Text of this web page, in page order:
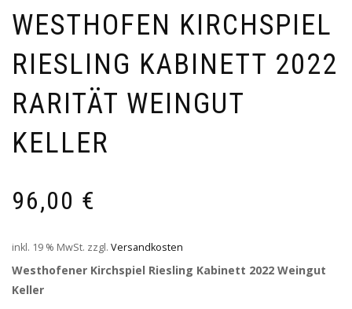
WESTHOFEN KIRCHSPIEL
RIESLING KABINETT 2022
RARITÄT WEINGUT
KELLER
96,00 €
inkl. 19 % MwSt. zzgl. Versandkosten
Westhofener Kirchspiel Riesling Kabinett 2022 Weingut
Keller